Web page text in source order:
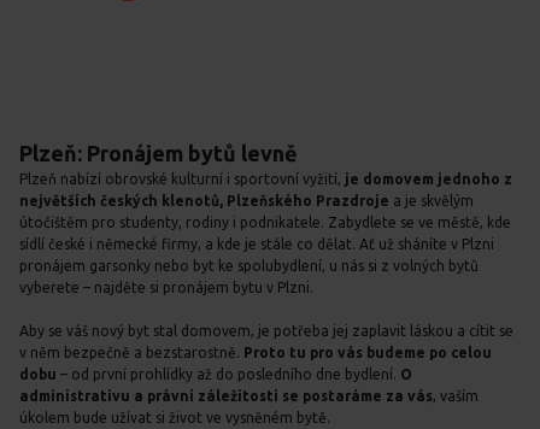
Plzeň: Pronájem bytů levně
Plzeň nabízí obrovské kulturní i sportovní vyžití, je domovem jednoho z
největších českých klenotů, Plzeňského Prazdroje a je skvělým
útočištěm pro studenty, rodiny i podnikatele. Zabydlete se ve městě, kde
sídlí české i německé firmy, a kde je stále co dělat. Ať už sháníte v Plzni
pronájem garsonky nebo byt ke spolubydlení, u nás si z volných bytů
vyberete – najděte si pronájem bytu v Plzni.
Aby se váš nový byt stal domovem, je potřeba jej zaplavit láskou a cítit se
v něm bezpečně a bezstarostně. Proto tu pro vás budeme po celou
dobu – od první prohlídky až do posledního dne bydlení. O
administrativu a právní záležitosti se postaráme za vás, vaším
úkolem bude užívat si život ve vysněném bytě.